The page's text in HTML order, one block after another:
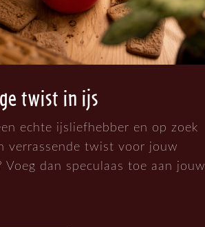
twist in ijs
echte ijsliefhebber en op zoek
verrassende twist voor jouw
Voeg dan speculaas toe aan jouw